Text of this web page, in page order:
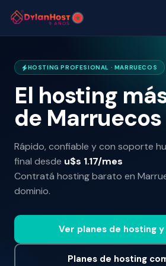
HOSTING PROFESIONAL · MARRUECOS
El hosting
de Marruecos
Rápido, confiable y con soporte
final desde u$s 1.17/mes
Contratá hosting barato en
dominio.
Ver planes de hosting
Planes de hosting